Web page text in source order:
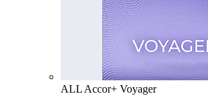
ALL Accor+ Voyager